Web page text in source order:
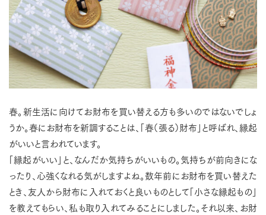
春。新生活に向けてお財布を買い替える方も多いのではないでしょ
うか。春にお財布を新調することは、「春（張る）財布」と呼ばれ、縁起
がいいと言われています。
「縁起がいい」と、なんだか気持ちがいいもの。気持ちが前向きにな
ったり、心強くなれる気がしますよね。数年前にお財布を買い替えた
とき、友人から財布に入れておくと良いものとして「小さな縁起もの」
を教えてもらい、私も取り入れてみることにしました。それ以来、お財